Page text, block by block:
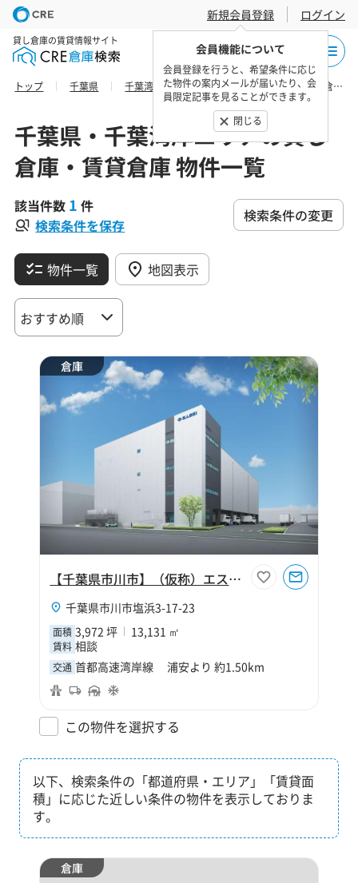
新規会員登録
会員機能について
会員登録を行うと、希望条件に応じ
た物件の案内メールが届いたり、会
員限定記事を見ることができます。
閉じる
ログイン
貸し倉庫の賃貸情報サイト
トップ 千葉県 千葉湾岸エリア 市川市の貸し倉庫・賃貸倉庫 物件一覧
千葉県・千葉湾岸エリアの貸し
倉庫・賃貸倉庫 物件一覧
該当件数 1 件
検索条件を保存
検索条件の変更
物件一覧 地図表示
倉庫
【千葉県市川市】（仮称）エスロジ市川Ⅱ期
千葉県市川市塩浜3-17-23
面積 3,972 坪 13,131 ㎡
賃料 相談
交通 首都高速湾岸線 浦安より 約1.50km
この物件を選択する
以下、検索条件の「都道府県・エリア」「賃貸面
積」に応じた近しい条件の物件を表示しておりま
す。
倉庫